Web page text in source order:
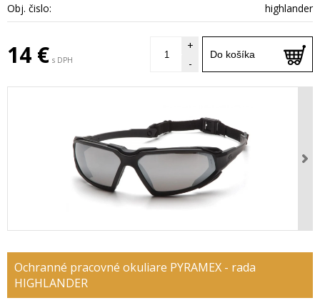
Obj. čislo:
highlander
14 € s DPH Do košíka
+
-
Ochranné pracovné okuliare PYRAMEX - rada
HIGHLANDER